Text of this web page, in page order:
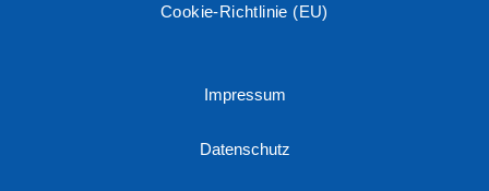
Cookie-Richtlinie (EU)
Impressum
Datenschutz